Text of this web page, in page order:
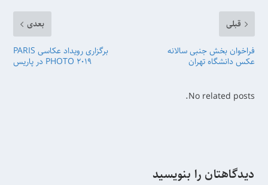
قبلی
فراخوان بخش جنبی سالانه
عکس دانشگاه تهران
بعدی
برگزاری رویداد عکاسی PARIS
PHOTO 2019 در پاریس
No related posts.
دیدگاهتان را بنویسید